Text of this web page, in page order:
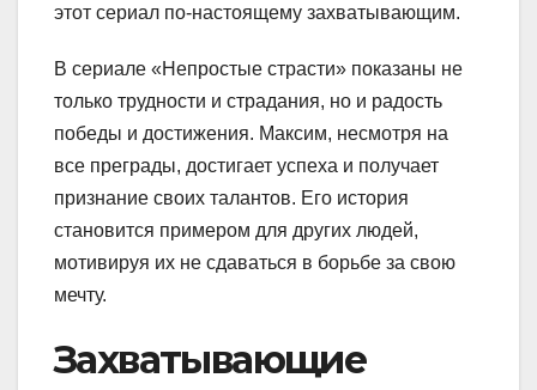
этот сериал по-настоящему захватывающим.
В сериале «Непростые страсти» показаны не
только трудности и страдания, но и радость
победы и достижения. Максим, несмотря на
все преграды, достигает успеха и получает
признание своих талантов. Его история
становится примером для других людей,
мотивируя их не сдаваться в борьбе за свою
мечту.
Захватывающие